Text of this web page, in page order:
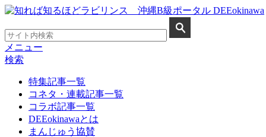
メニュー
検索
特集記事一覧
コネタ・連載記事一覧
コラボ記事一覧
DEEokinawaとは
まんじゅう協賛